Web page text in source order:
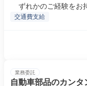
ずれかのご経験をお
交通費支給
業務委託
自動車部品のカン